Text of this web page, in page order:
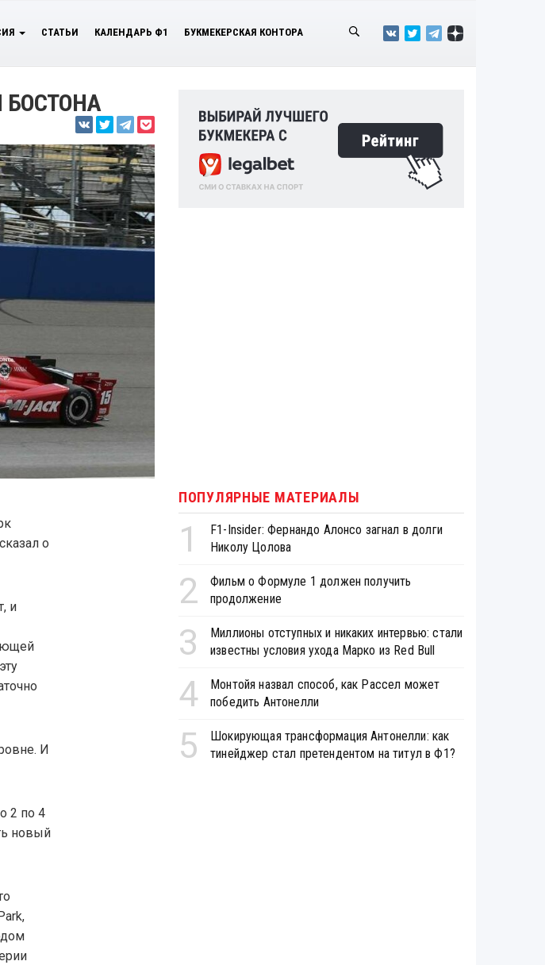
СТАТЬИ КАЛЕНДАРЬ Ф1 БУКМЕКЕРСКАЯ КОНТОРА
о
и
И
2 по 4
новый
ПОПУЛЯРНЫЕ МАТЕРИАЛЫ
1
F1-Insider: Фернандо Алонсо загнал в долги
Николу Цолова
2
Фильм о Формуле 1 должен получить
продолжение
3
Миллионы отступных и никаких интервью: стали
известны условия ухода Марко из Red Bull
4
Монтойя назвал способ, как Рассел может
победить Антонелли
5
Шокирующая трансформация Антонелли: как
тинейджер стал претендентом на титул в Ф1?